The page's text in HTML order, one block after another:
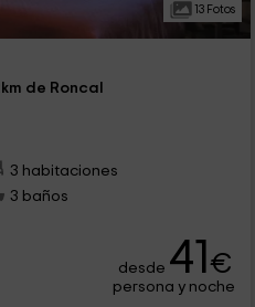
13 Fotos
de Roncal
3 habitaciones
3 baños
desde 41€
persona y noche